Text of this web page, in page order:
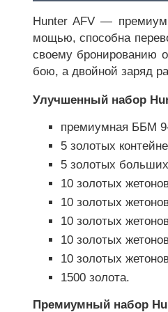
Hunter AFV —
мощью, способна
своему бронированию
бою, а двойной заряд
Улучшенный набор
премиумная ББМ
5 золотых
5 золотых
10 золотых
10 золотых
10 золотых
10 золотых
10 золотых
1500 золота.
Премиумный набор